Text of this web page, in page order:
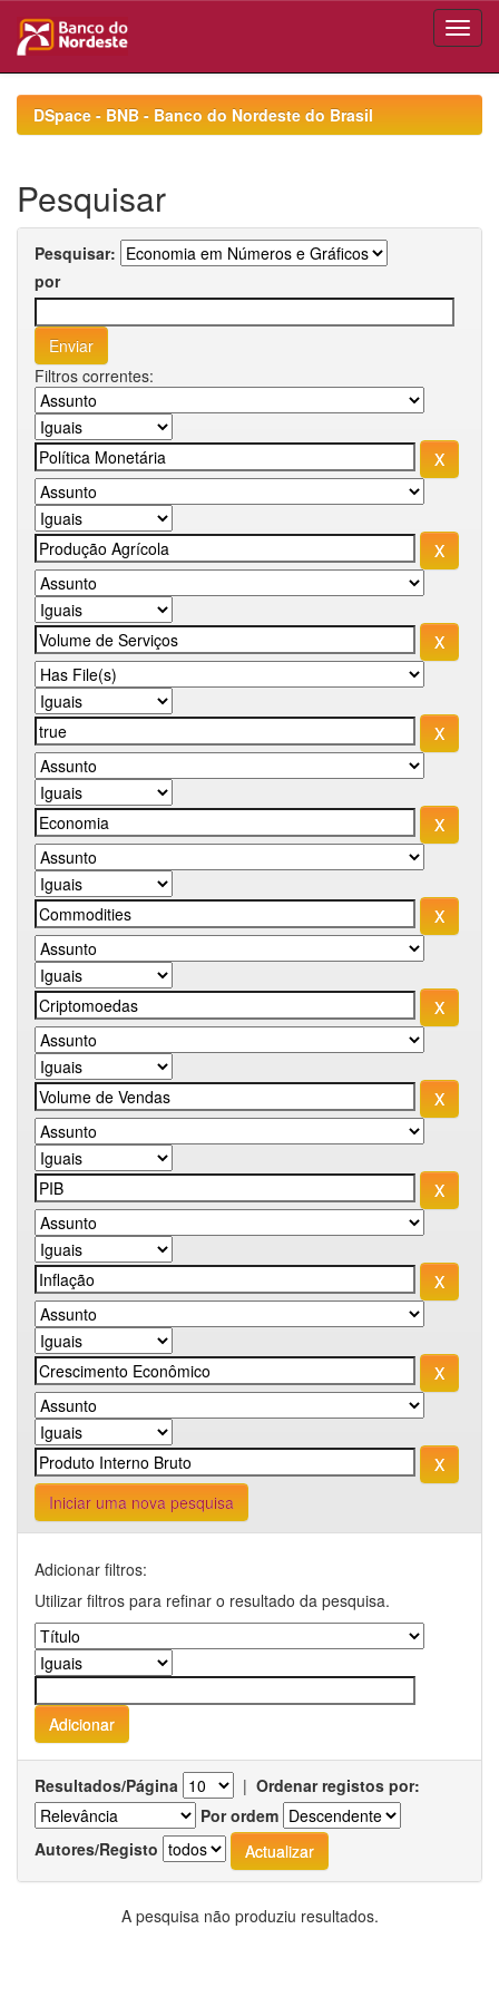
navigationDSpace - BNB - Banco do Nordeste do Brasil
Pesquisar
Pesquisar:
por
Filtros correntes:
Iniciar uma nova pesquisa
Adicionar filtros:
Utilizar filtros para refinar o resultado da pesquisa.
Resultados/Página | Ordenar registos por:
Por ordem
Autores/Registo
A pesquisa não produziu resultados.